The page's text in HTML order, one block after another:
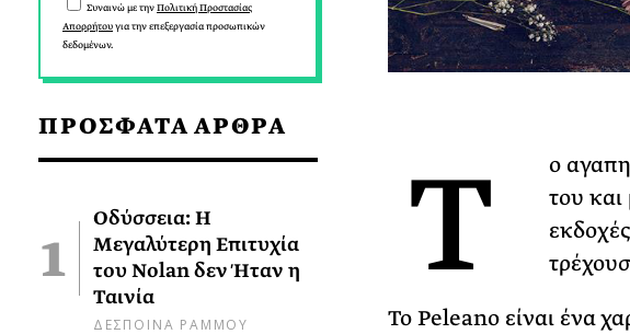
Συναινώ με τηνΠολιτική Προστασίας
Απορρήτουγια την επεξεργασία προσωπικών
δεδομένων.
ΠΡΟΣΦΑΤΑ ΑΡΘΡΑ
Οδύσσεια: Η
Μεγαλύτερη Επιτυχία
του Nolan δεν Ήταν η
Ταινία
ΔΕΣΠΟΙΝΑ ΡΑΜΜΟΥ
Τ
ο
του και
Το Peleano είναι ένα